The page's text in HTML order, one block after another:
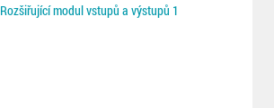
Rozšiřující modul vstupů a výstupů 1